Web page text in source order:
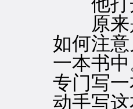
原来是
如何注
一本书
专门写
动手写